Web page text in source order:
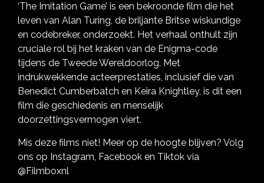
‘The Imitation Game’ is een bekroonde film die het
leven van Alan Turing, de briljante Britse wiskundige
en codebreker, onderzoekt. Het verhaal onthult zijn
cruciale rol bij het kraken van de Enigma-code
tijdens de Tweede Wereldoorlog. Met
indrukwekkende acteerprestaties, inclusief die van
Benedict Cumberbatch en Keira Knightley, is dit een
film die geschiedenis en menselijk
doorzettingsvermogen viert.
Mis deze films niet! Meer op de hoogte blijven? Volg
ons op Instagram, Facebook en Tiktok via
@Filmboxnl